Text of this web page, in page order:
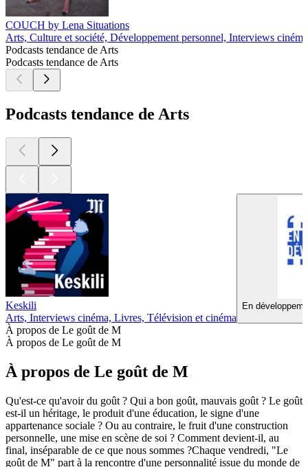
COUCH by Lena Situations
Arts, Culture et société, Développement personnel, Interviews
Podcasts tendance de Arts
Podcasts tendance de Arts
Podcasts tendance de Arts
Keskili
Arts, Interviews cinéma, Livres, Télévision et cinéma
En
À propos de Le goût de M
À propos de Le goût de M
À propos de Le goût de M
Qu'est-ce qu'avoir du goût ? Qui a bon goût, mauvais goût ? Le goût
est-il un héritage, le produit d'une éducation, le signe d'une
appartenance sociale ? Ou au contraire, le fruit d'une construction
personnelle, une mise en scène de soi ? Comment devient-il, au
final, inséparable de ce que nous sommes ?Chaque vendredi, "Le
goût de M" part à la rencontre d'une personnalité issue du monde de